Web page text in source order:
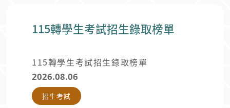
115轉學生考試招生錄取榜單
115轉學生考試招生錄取榜單
2026.08.06
招生考試